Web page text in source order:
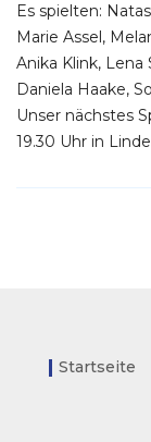
Es spielten:
Marie Assel,
Anika Klink, Lena
Daniela Haake,
Unser nächstes
19.30 Uhr in
Startseite